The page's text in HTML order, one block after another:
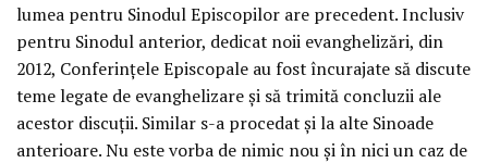
lumea pentru Sinodul Episcopilor are precedent. Inclusiv
pentru Sinodul anterior, dedicat noii evanghelizări, din
2012, Conferinţele Episcopale au fost încurajate să discute
teme legate de evanghelizare şi să trimită concluzii ale
acestor discuţii. Similar s-a procedat şi la alte Sinoade
anterioare. Nu este vorba de nimic nou şi în nici un caz de